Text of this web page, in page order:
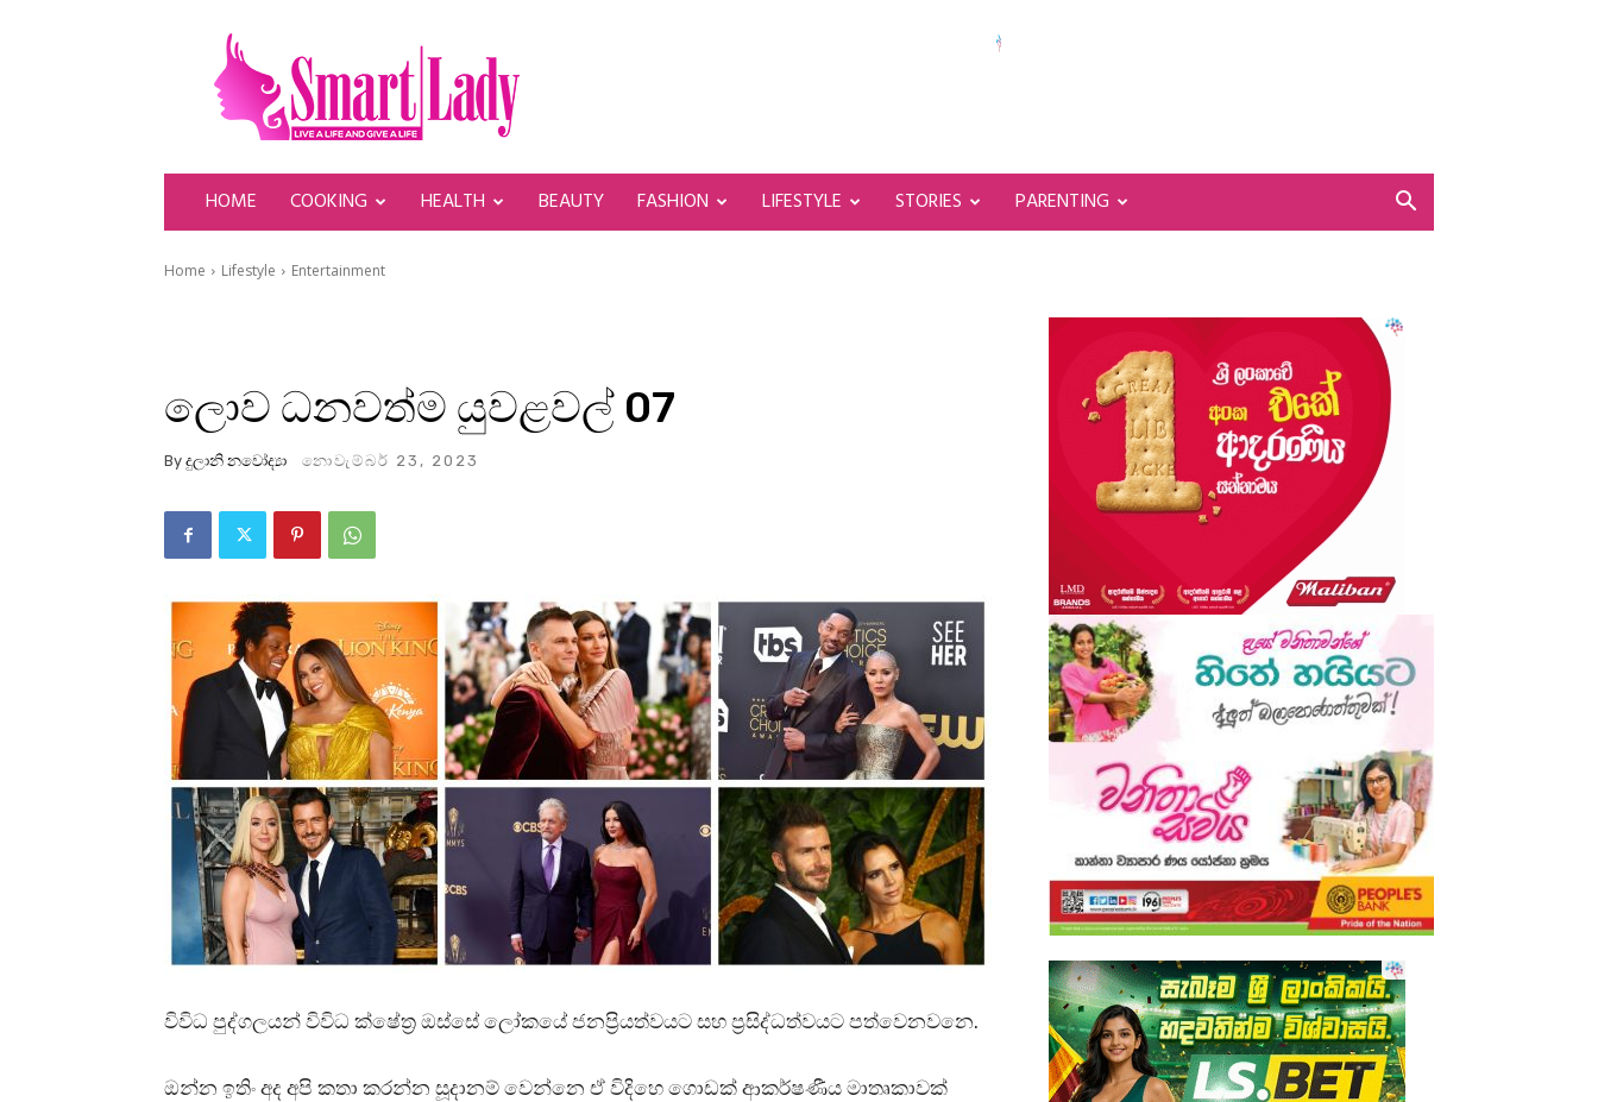
SmartLady
HOME COOKING HEALTH BEAUTY FASHION LIFESTYLE STORIES PARENTING
Home Lifestyle Entertainment
ලොව ධනවත්ම යුවළවල් 07
By දුලානි නවෝද්‍යා නොවැම්බර් 23, 2023
විවිධ පුද්ගලයන් විවිධ ක්ෂේත්‍ර ඔස්සේ ලෝකයේ ජනප්‍රියත්වයට සහ ප්‍රසිද්ධත්වයට පත්වෙනවනෙ.
ඔන්න ඉතිං අද අපි කතා කරන්න සූදානම් වෙන්නෙ ඒ විදිහෙ ගොඩක් ආකර්ෂණීය මාතෘකාවක්